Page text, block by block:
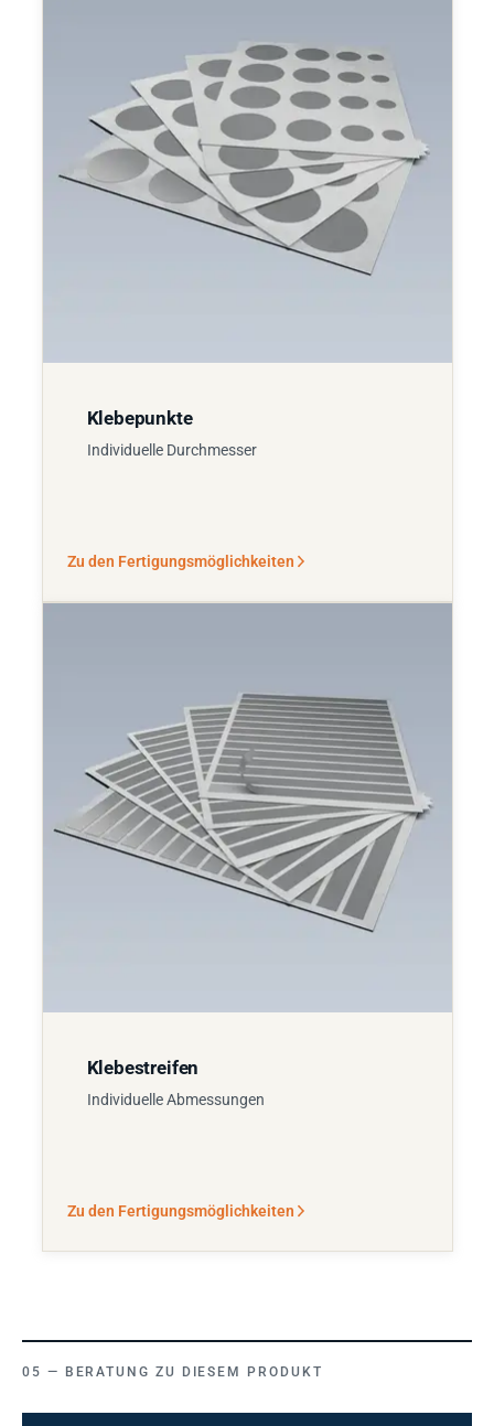
Klebepunkte
Individuelle Durchmesser
Zu den Fertigungsmöglichkeiten
Klebestreifen
Individuelle Abmessungen
Zu den Fertigungsmöglichkeiten
BERATUNG ZU DIESEM PRODUKT